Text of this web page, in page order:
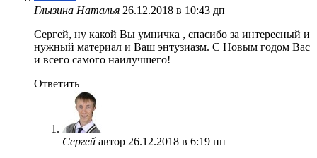
Глызина Наталья 26.12.2018 в 10:43 дп
Сергей, ну какой Вы умничка , спасибо за интересный и
нужный материал и Ваш энтузиазм. С Новым годом Вас
и всего самого наилучшего!
Ответить
Сергей автор 26.12.2018 в 6:19 пп